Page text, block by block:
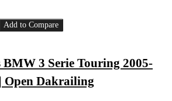
Add to Compare
3 Serie Touring 2005-
Open Dakrailing